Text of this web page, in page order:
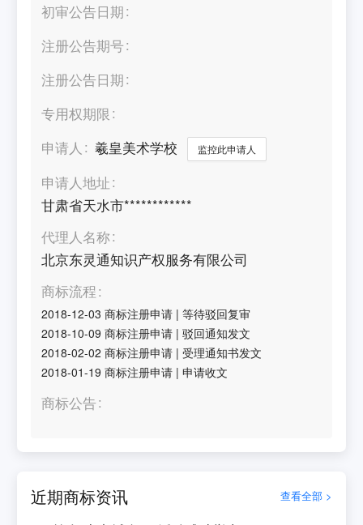
初审公告日期
注册公告期号
注册公告日期
专用权期限
申请人
羲皇美术学校 监控此申请人
申请人地址
甘肃省天水市************
代理人名称
北京东灵通知识产权服务有限公司
商标流程
2018-12-03 商标注册申请 |等待驳回复审
2018-10-09 商标注册申请 |驳回通知发文
2018-02-02 商标注册申请 |受理通知书发文
2018-01-19 商标注册申请 |申请收文
商标公告
近期商标资讯 查看全部 >